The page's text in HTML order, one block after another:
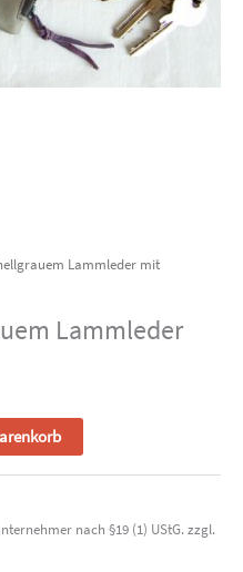
Lammleder mit
Lammleder
nach §19 (1) UStG.zzgl.